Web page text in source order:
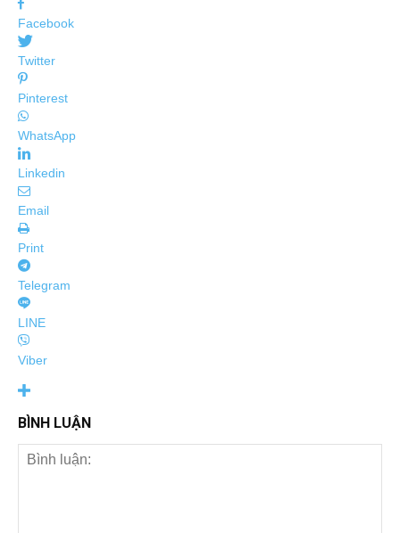
Facebook
Twitter
Pinterest
WhatsApp
Linkedin
Email
Print
Telegram
LINE
Viber
BÌNH LUẬN